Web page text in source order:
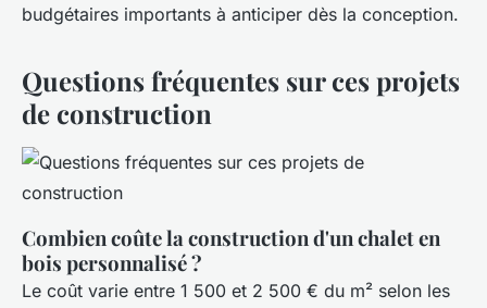
budgétaires importants à anticiper dès la conception.
Questions fréquentes sur ces projets
de construction
Combien coûte la construction d'un chalet en
bois personnalisé ?
Le coût varie entre 1 500 et 2 500 € du m² selon les